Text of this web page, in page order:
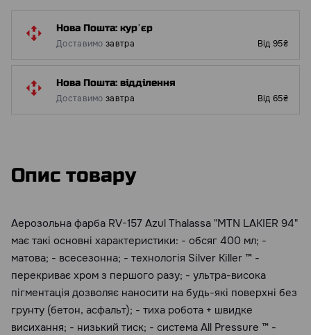
Нова Пошта: курʼєр
Доставимо завтра Від 95₴
Нова Пошта: відділення
Доставимо завтра Від 65₴
Опис товару
Аерозольна фарба RV-157 Azul Thalassa "MTN LAKIER 94"
має такі основні характеристики: - обсяг 400 мл; -
матова; - всесезонна; - технологія Silver Killer ™ -
перекриває хром з першого разу; - ультра-висока
пігментація дозволяє наносити на будь-які поверхні без
грунту (бетон, асфальт); - тиха робота + швидке
висихання; - низький тиск; - система All Pressure ™ -